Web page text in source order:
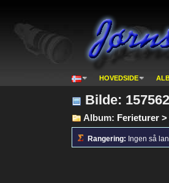
HOVEDSIDE
Bilde: 157562
Album: Ferieturer
Rangering: Ingen så